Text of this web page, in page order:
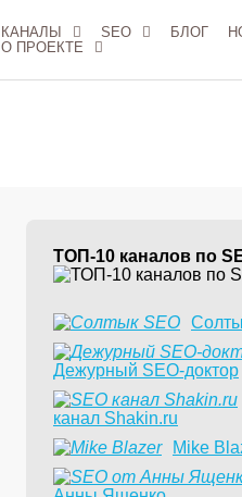
КАНАЛЫ SEO БЛОГ
О ПРОЕКТЕ
ТОП-10 каналов по
Дежурный SEO-доктор
канал Shakin.ru
Mike